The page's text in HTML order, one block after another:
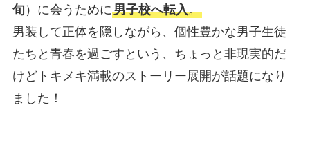
旬 ）に会うために男子校へ転入。
男装して正体を隠しながら、個性豊かな男子生徒
たちと青春を過ごすという、ちょっと非現実的だ
けどトキメキ満載のストーリー展開が話題になり
ました！